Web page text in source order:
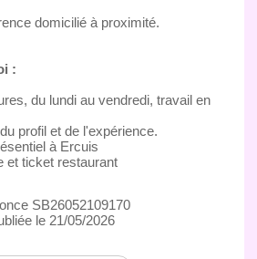
domicilié à proximité.
:
du lundi au vendredi, travail en
profil et de l'expérience.
à Ercuis
et ticket restaurant
SB26052109170
le 21/05/2026